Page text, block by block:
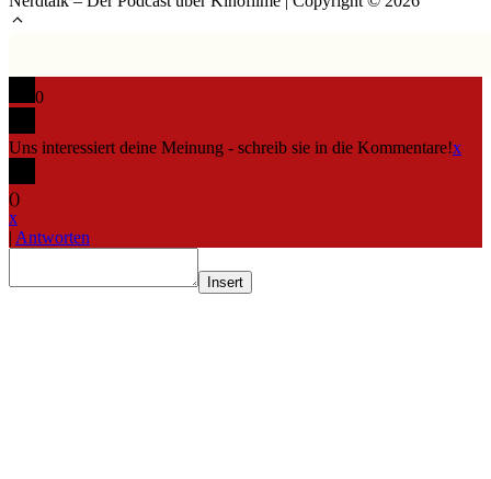
0
Uns interessiert deine Meinung - schreib sie in die Kommentare!x
()
x
| Antworten
Insert